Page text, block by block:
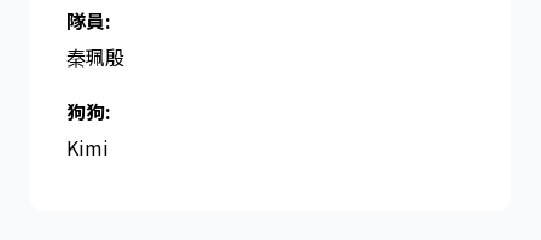
隊員:
秦珮殷
狗狗:
Kimi